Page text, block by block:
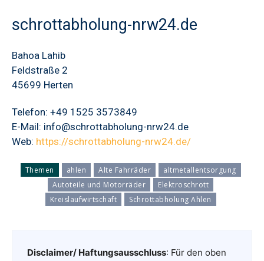
schrottabholung-nrw24.de
Bahoa Lahib
Feldstraße 2
45699 Herten
Telefon: +49 1525 3573849
E-Mail: info@schrottabholung-nrw24.de
Web: https://schrottabholung-nrw24.de/
Themen ahlen Alte Fahrräder
altmetallentsorgung
Autoteile und Motorräder
Elektroschrott
Kreislaufwirtschaft
Schrottabholung Ahlen
Disclaimer/ Haftungsausschluss: Für den oben